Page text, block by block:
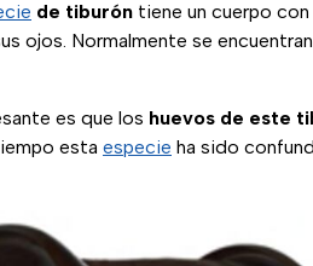
de tiburón tiene un cuerpo
ojos. Normalmente se
es que los huevos de este
esta especie ha sido